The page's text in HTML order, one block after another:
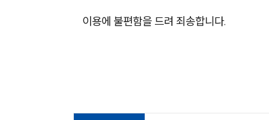
이용에 불편함을 드려 죄송합니다.